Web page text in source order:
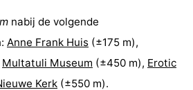
nabij de volgende
Anne Frank Huis (±175 m),
Multatuli Museum (±450 m), Erotic
Kerk (±550 m).